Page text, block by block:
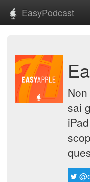
EasyPodcast
sai